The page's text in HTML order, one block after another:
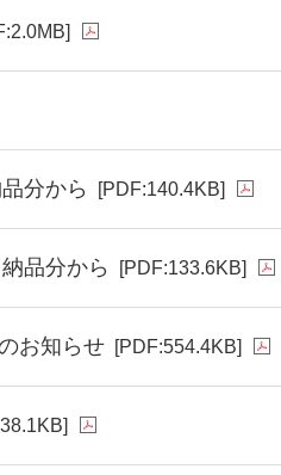
分から [PDF:140.4KB]
品分から [PDF:133.6KB]
お知らせ [PDF:554.4KB]